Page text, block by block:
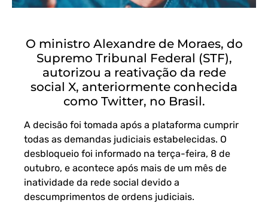
O ministro Alexandre de Moraes, do
Supremo Tribunal Federal (STF),
autorizou a reativação da rede
social X, anteriormente conhecida
como Twitter, no Brasil.
A decisão foi tomada após a plataforma cumprir
todas as demandas judiciais estabelecidas. O
desbloqueio foi informado na terça-feira, 8 de
outubro, e acontece após mais de um mês de
inatividade da rede social devido a
descumprimentos de ordens judiciais.